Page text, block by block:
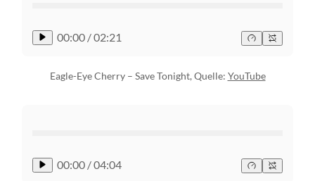
00:00 /02:21
Eagle-Eye Cherry – Save Tonight, Quelle: YouTube
00:00 /04:04